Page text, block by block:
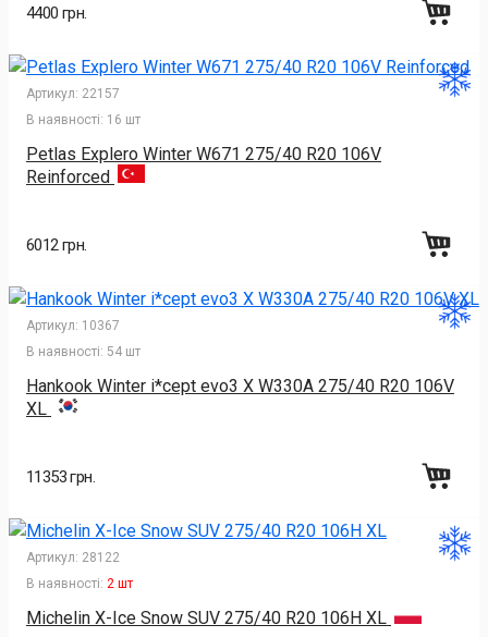
4400 грн.
Артикул: 22157
В наявності: 16 шт
Petlas Explero Winter W671 275/40 R20 106V
Reinforced
6012 грн.
Артикул: 10367
В наявності: 54 шт
Hankook Winter i*cept evo3 X W330A 275/40 R20 106V
XL
11353 грн.
Артикул: 28122
В наявності: 2 шт
Michelin X-Ice Snow SUV 275/40 R20 106H XL